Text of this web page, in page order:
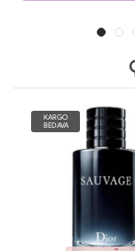
KARGO
BEDAVA